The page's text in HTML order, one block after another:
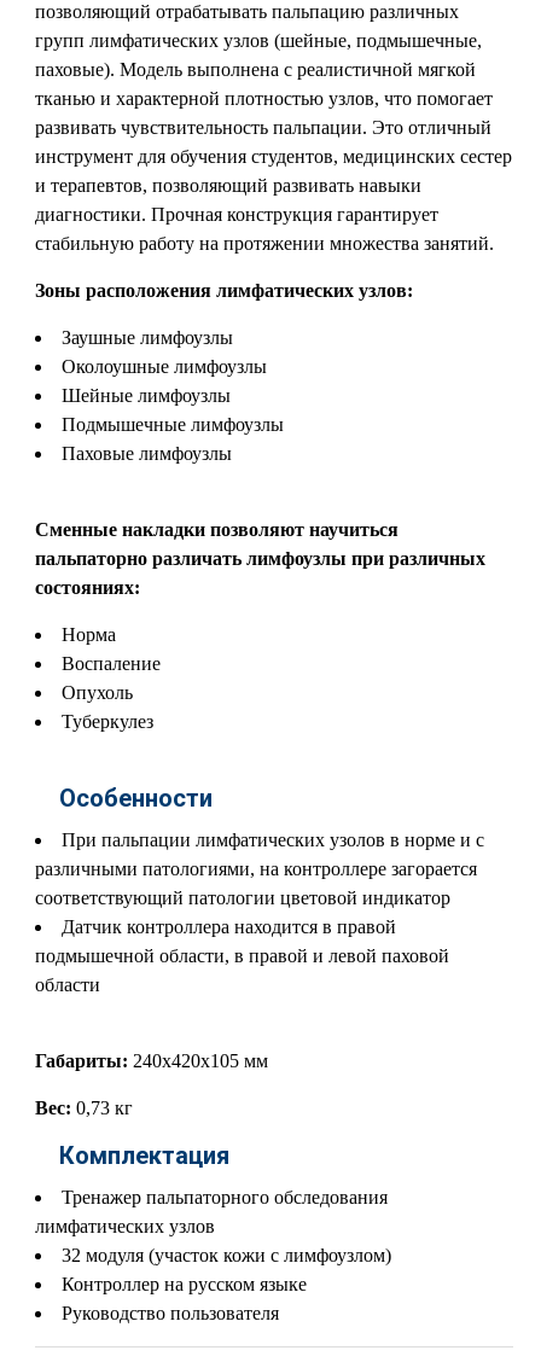
позволяющий отрабатывать пальпацию различных
групп лимфатических узлов (шейные, подмышечные,
паховые). Модель выполнена с реалистичной мягкой
тканью и характерной плотностью узлов, что помогает
развивать чувствительность пальпации. Это отличный
инструмент для обучения студентов, медицинских сестер
и терапевтов, позволяющий развивать навыки
диагностики. Прочная конструкция гарантирует
стабильную работу на протяжении множества занятий.
Зоны расположения лимфатических узлов:
Заушные лимфоузлы
Околоушные лимфоузлы
Шейные лимфоузлы
Подмышечные лимфоузлы
Паховые лимфоузлы
Сменные накладки позволяют научиться
пальпаторно различать лимфоузлы при различных
состояниях:
Норма
Воспаление
Опухоль
Туберкулез
Особенности
При пальпации лимфатических узолов в норме и с
различными патологиями, на контроллере загорается
соответствующий патологии цветовой индикатор
Датчик контроллера находится в правой
подмышечной области, в правой и левой паховой
области
Габариты: 240x420x105 мм
Вес: 0,73 кг
Комплектация
Тренажер пальпаторного обследования
лимфатических узлов
32 модуля (участок кожи с лимфоузлом)
Контроллер на русском языке
Руководство пользователя